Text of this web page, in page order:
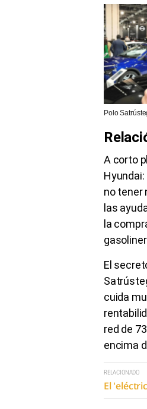
Polo
A corto
no tener
las
la
El
cuida
red de
encima
RELACIONADO
El